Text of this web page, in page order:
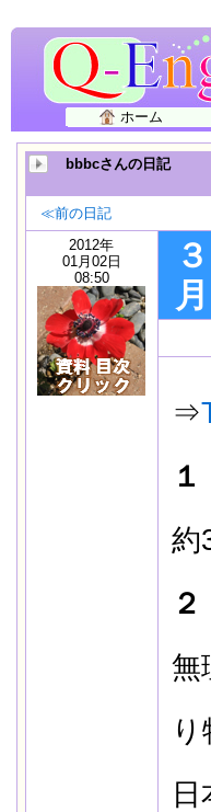
ホーム
bbbcさんの日記
≪前の日記
2012年
01月02日
08:50
⇒
約
無